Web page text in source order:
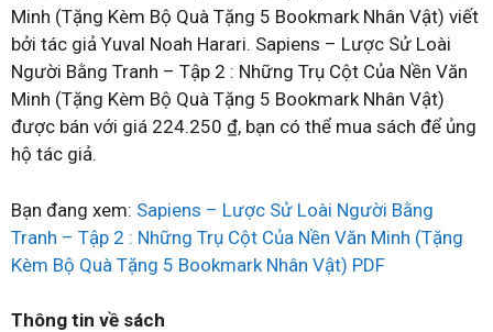
Minh (Tặng Kèm Bộ Quà Tặng 5 Bookmark Nhân Vật) viết
bởi tác giả Yuval Noah Harari. Sapiens – Lược Sử Loài
Người Bằng Tranh – Tập 2 : Những Trụ Cột Của Nền Văn
Minh (Tặng Kèm Bộ Quà Tặng 5 Bookmark Nhân Vật)
được bán với giá 224.250 ₫, bạn có thể mua sách để ủng
hộ tác giả.
Bạn đang xem: Sapiens – Lược Sử Loài Người Bằng
Tranh – Tập 2 : Những Trụ Cột Của Nền Văn Minh (Tặng
Kèm Bộ Quà Tặng 5 Bookmark Nhân Vật) PDF
Thông tin về sách